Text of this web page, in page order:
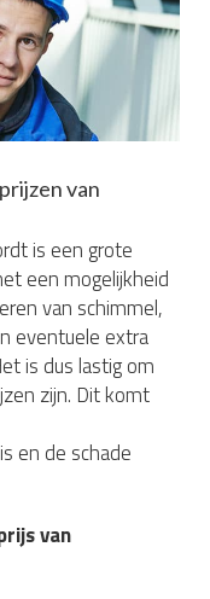
van
is een grote
een mogelijkheid
van schimmel,
eventuele extra
is dus lastig om
zijn. Dit komt
en de schade
van